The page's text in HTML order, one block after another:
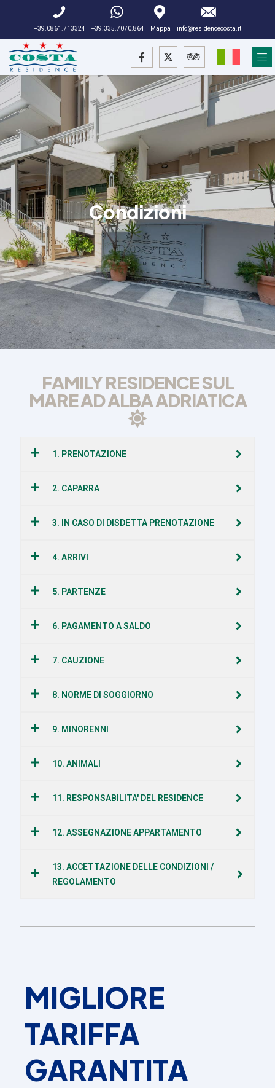
+39.0861.713324 +39.335.7070.864 Mappa info@residencecosta.it
Condizioni
FAMILY RESIDENCE SUL
MARE AD ALBA ADRIATICA
1. PRENOTAZIONE
2. CAPARRA
3. IN CASO DI DISDETTA PRENOTAZIONE
4. ARRIVI
5. PARTENZE
6. PAGAMENTO A SALDO
7. CAUZIONE
8. NORME DI SOGGIORNO
9. MINORENNI
10. ANIMALI
11. RESPONSABILITA' DEL RESIDENCE
12. ASSEGNAZIONE APPARTAMENTO
13. ACCETTAZIONE DELLE CONDIZIONI /
REGOLAMENTO
MIGLIORE
TARIFFA
GARANTITA